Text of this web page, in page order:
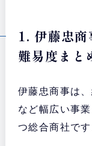
1. 伊藤忠商
難易度まと
伊藤忠商事は
など幅広い事
つ総合商社です